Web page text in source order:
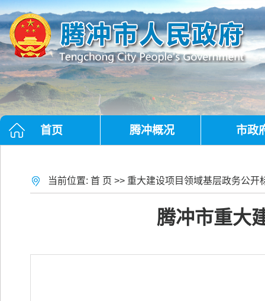
首页 腾冲概况 市政
当前位置: 首 页 >> 重大建设项目领域基层政务公开
腾冲市重大